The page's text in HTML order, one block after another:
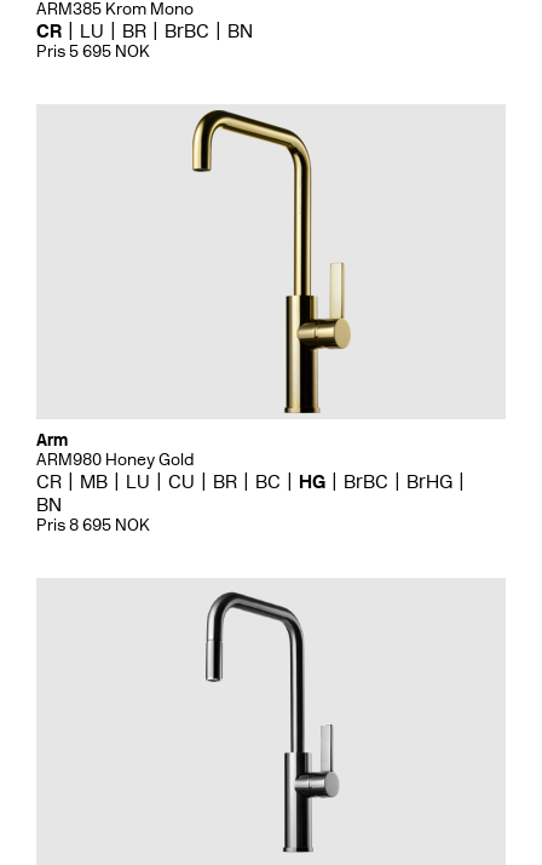
ARM385 Krom Mono
CR LU BR BrBC BN
Pris 5 695 NOK
Arm
ARM980 Honey Gold
CR MB LU CU BR BC HG BrBC
BrHG
BN
Pris 8 695 NOK